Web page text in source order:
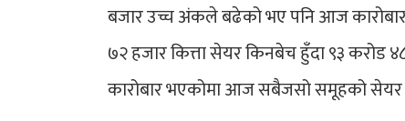
बजार उच्च अंकले बढेको भए पनि आज
७२ हजार कित्ता सेयर किनबेच हुँदा ९३ करोड
कारोबार भएकोमा आज सबैजसो समूहको